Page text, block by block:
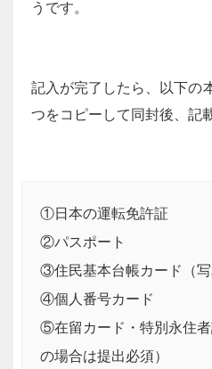
うです。
記入が完了したら、以下の
つをコピーして同封後、記
①日本の運転免許証
②パスポート
③住民基本台帳カード（写
④個人番号カード
⑤在留カード・特別永住
の場合は提出必須）